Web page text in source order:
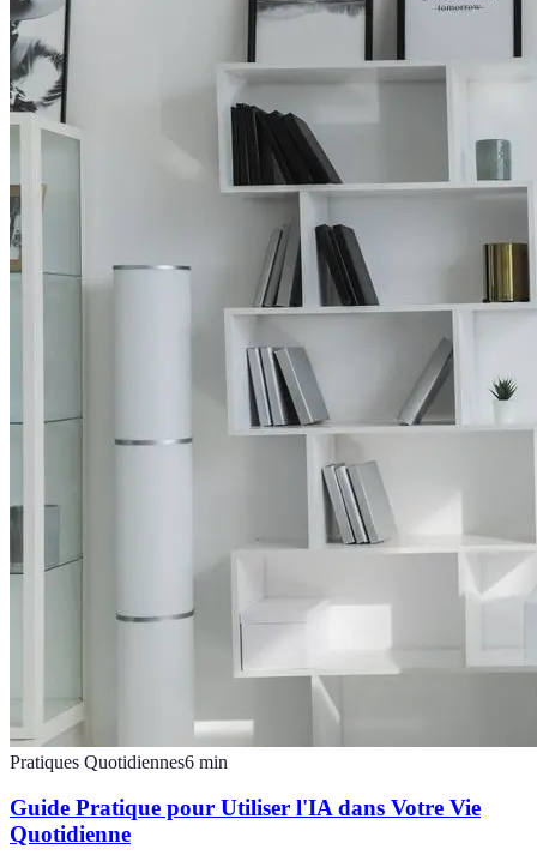
Pratiques Quotidiennes6 min
Guide Pratique pour Utiliser l'IA dans Votre Vie
Quotidienne